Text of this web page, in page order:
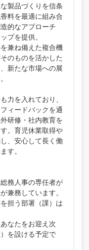
製品づくりを信条
料を最適に組み合
的なアプローチ
プを提供。
兼ね備えた複合機
のものを活かした
新たな市場への展
力を入れており、
ィードバックを通
研修・社内教育を
。育児休業取得や
、安心して長く働
す。
務人事の専任者が
兼務しています。
担う部署（課）は
なたをお迎え次
を設ける予定で